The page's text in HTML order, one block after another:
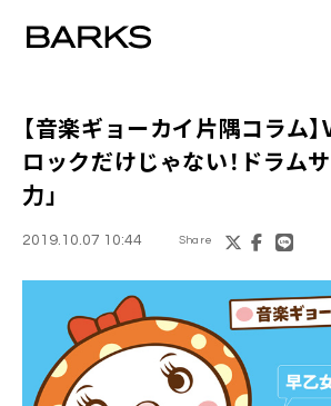
【音楽ギョーカイ片隅コラム
ロックだけじゃない！ドラム
力」
2019.10.07 10:44 Share